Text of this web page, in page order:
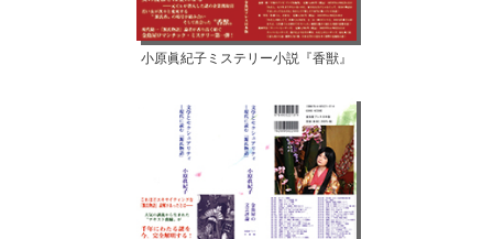
小原眞紀子ミステリー小説『香獣』